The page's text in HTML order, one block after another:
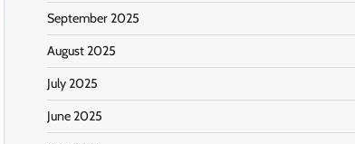
September 2025
August 2025
July 2025
June 2025